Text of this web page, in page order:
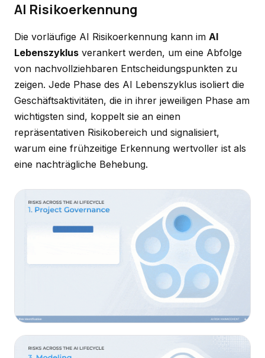
AI Risikoerkennung
Die vorläufige AI Risikoerkennung kann im AI
Lebenszyklus verankert werden, um eine Abfolge
von nachvollziehbaren Entscheidungspunkten zu
zeigen. Jede Phase des AI Lebenszyklus isoliert die
Geschäftsaktivitäten, die in ihrer jeweiligen Phase am
wichtigsten sind, koppelt sie an einen
repräsentativen Risikobereich und signalisiert,
warum eine frühzeitige Erkennung wertvoller ist als
eine nachträgliche Behebung.